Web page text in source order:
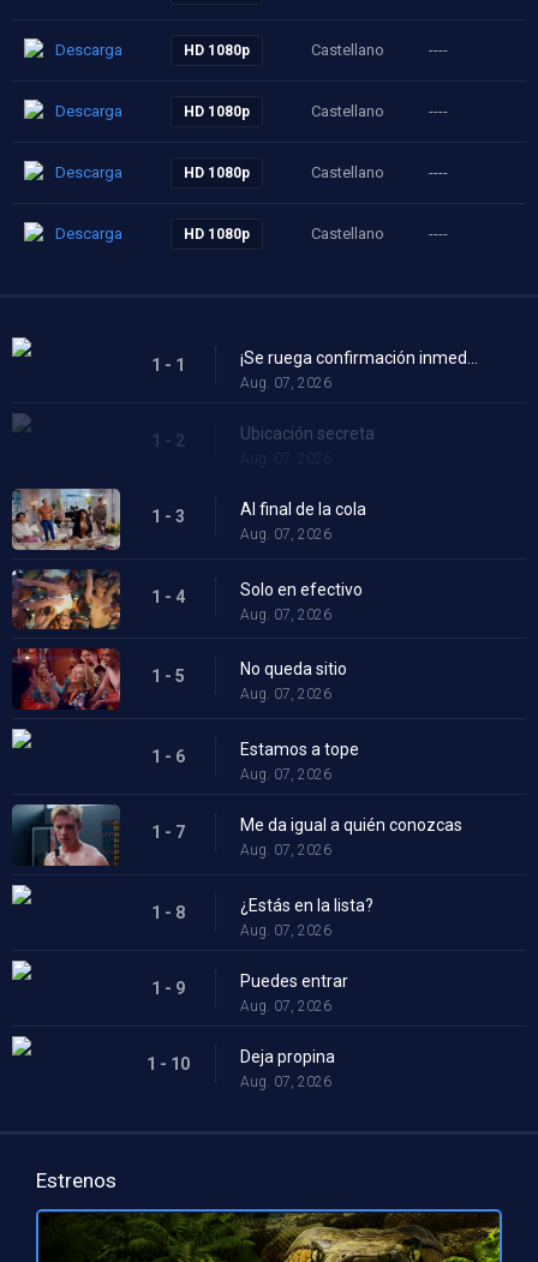
Descarga HD 1080p Castellano ----
Descarga HD 1080p Castellano ----
Descarga HD 1080p Castellano ----
Descarga HD 1080p Castellano ----
1 - 1 ¡Se ruega confirmación inmediata!
Aug. 07, 2026
1 - 2 Ubicación secreta
Aug. 07, 2026
1 - 3 Al final de la cola
Aug. 07, 2026
1 - 4 Solo en efectivo
Aug. 07, 2026
1 - 5 No queda sitio
Aug. 07, 2026
1 - 6 Estamos a tope
Aug. 07, 2026
1 - 7 Me da igual a quién conozcas
Aug. 07, 2026
1 - 8 ¿Estás en la lista?
Aug. 07, 2026
1 - 9 Puedes entrar
Aug. 07, 2026
1 - 10 Deja propina
Aug. 07, 2026
Estrenos